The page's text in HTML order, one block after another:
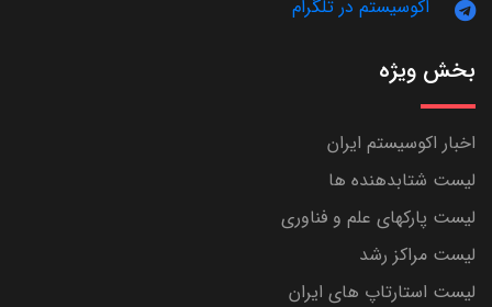
اکوسیستم در تلگرام
بخش ویژه
اخبار اکوسیستم ایران
لیست شتابدهنده ها
لیست پارکهای علم و فناوری
لیست مراکز رشد
لیست استارتاپ های ایران